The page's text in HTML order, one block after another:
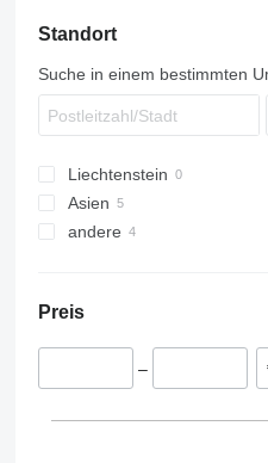
Standort
Suche in einem bestimmten
Liechtenstein
Asien
Türkei
andere
Preis
–